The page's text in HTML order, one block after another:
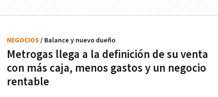
Metrogas llega a la definición de su venta
con más caja, menos gastos y un negocio
rentable
NEGOCIOS / Balance y nuevo dueño